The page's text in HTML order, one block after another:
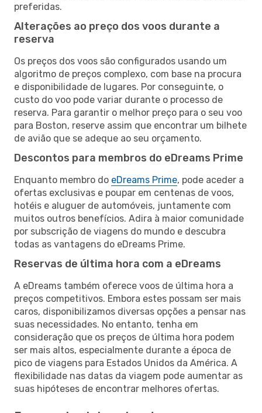
preferidas.
Alterações ao preço dos voos durante a
reserva
Os preços dos voos são configurados usando um
algoritmo de preços complexo, com base na procura
e disponibilidade de lugares. Por conseguinte, o
custo do voo pode variar durante o processo de
reserva. Para garantir o melhor preço para o seu voo
para Boston, reserve assim que encontrar um bilhete
de avião que se adeque ao seu orçamento.
Descontos para membros do eDreams Prime
Enquanto membro do eDreams Prime, pode aceder a
ofertas exclusivas e poupar em centenas de voos,
hotéis e aluguer de automóveis, juntamente com
muitos outros benefícios. Adira à maior comunidade
por subscrição de viagens do mundo e descubra
todas as vantagens do eDreams Prime.
Reservas de última hora com a eDreams
A eDreams também oferece voos de última hora a
preços competitivos. Embora estes possam ser mais
caros, disponibilizamos diversas opções a pensar nas
suas necessidades. No entanto, tenha em
consideração que os preços de última hora podem
ser mais altos, especialmente durante a época de
pico de viagens para Estados Unidos da América. A
flexibilidade nas datas da viagem pode aumentar as
suas hipóteses de encontrar melhores ofertas.